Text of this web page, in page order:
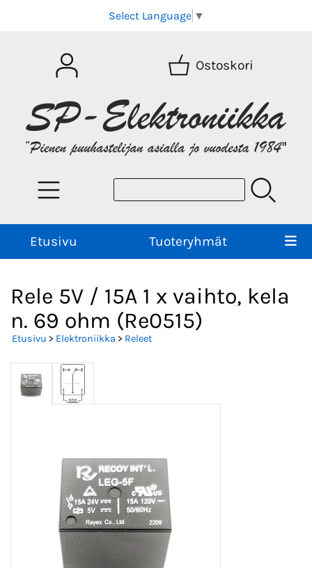
Select Language ▼
Ostoskori
Etusivu Tuoteryhmät
Rele 5V / 15A 1 x vaihto, kela
n. 69 ohm (Re0515)
Etusivu > Elektroniikka > Releet